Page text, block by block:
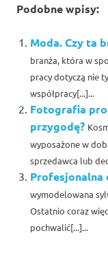
Podobne wpisy:
Moda. Czy ta
branża, która w
pracy dotyczą nie
współpracy[...]...
Fotografia
przygodę?
wyposażone w
sprzedawca lub
Profesjonalna
wymodelowana
Ostatnio coraz
pochwalić[...]...